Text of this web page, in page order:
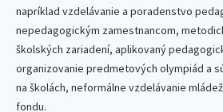
napríklad vzdelávanie a poradenstvo
nepedagogickým zamestnancom,
školských zariadení, aplikovaný
organizovanie predmetových olympiád a
na školách, neformálne vzdelávanie
fondu.